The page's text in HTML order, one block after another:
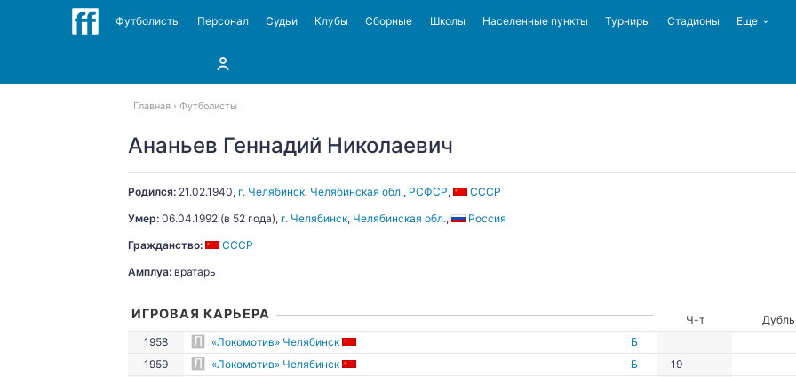
Футболисты Персонал Судьи Клубы Сборные Школы Населенные пункты Турниры Стадионы Еще
Главная Футболисты
Ананьев Геннадий Николаевич
Родился: 21.02.1940, г. Челябинск, Челябинская обл., РСФСР,
СССР
Умер: 06.04.1992 (в 52 года), г. Челябинск, Челябинская обл.,
Россия
Гражданство:
СССР
Амплуа: вратарь
ИГРОВАЯ КАРЬЕРА Ч-т Дубль
1958
«Локомотив» Челябинск Б
1959
«Локомотив» Челябинск Б
19